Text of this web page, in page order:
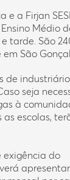
e a Firjan
Médio
tarde. São
São
de
seja
à
as escolas,
exigência do
apresentar